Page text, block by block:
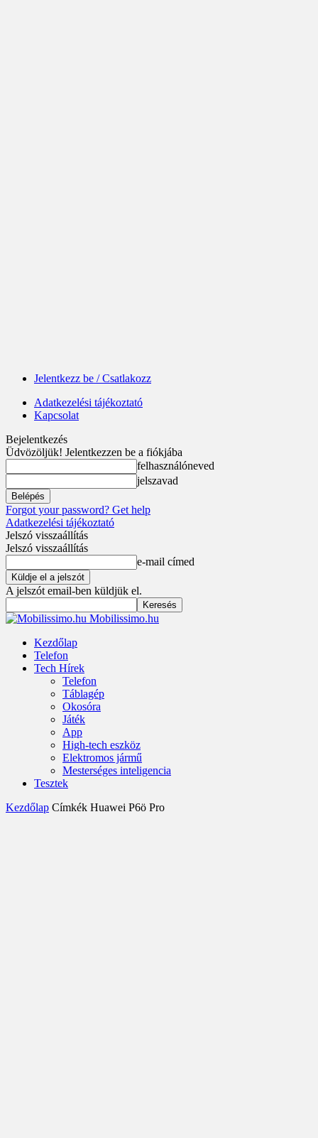
Jelentkezz be / Csatlakozz
Adatkezelési tájékoztató
Kapcsolat
Bejelentkezés
Üdvözöljük! Jelentkezzen be a fiókjába
felhasználóneved
jelszavad
Forgot your password? Get help
Adatkezelési tájékoztató
Jelszó visszaállítás
Jelszó visszaállítás
e-mail címed
A jelszót email-ben küldjük el.
Mobilissimo.hu
Kezdőlap
Telefon
Tech Hírek
Telefon
Táblagép
Okosóra
Játék
App
High-tech eszköz
Elektromos jármű
Mesterséges inteligencia
Tesztek
Kezdőlap Címkék Huawei P6ö Pro